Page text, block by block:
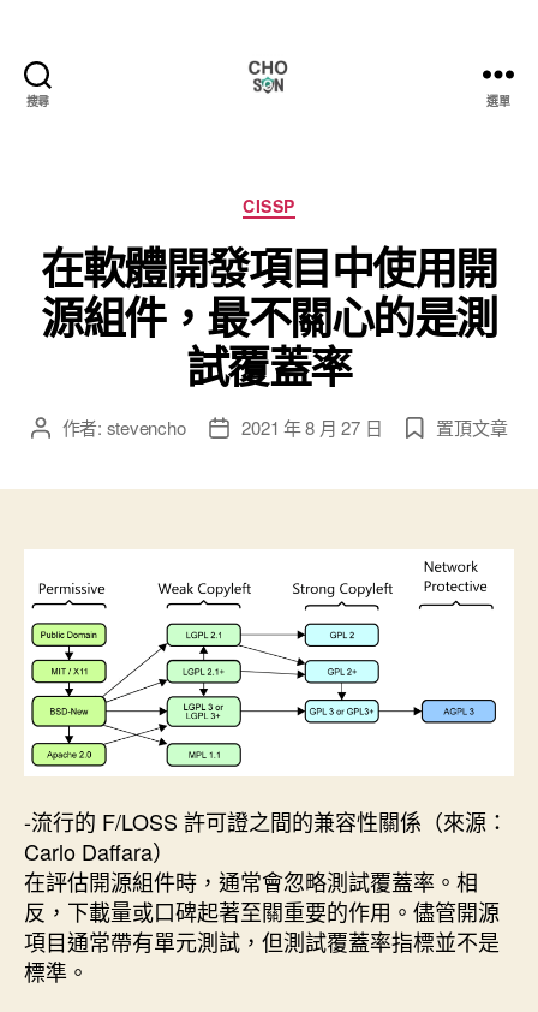
搜尋
大
小
事
選單
分
類
CISSP
在軟體開發項目中使用開
源組件，最不關心的是測
試覆蓋率
文 作者: stevencho
文 2021 年 8 月 27 日 置頂文章
-流行的 F/LOSS 許可證之間的兼容性關係（來源：
Carlo Daffara）
在評估開源組件時，通常會忽略測試覆蓋率。相
反，下載量或口碑起著至關重要的作用。儘管開源
項目通常帶有單元測試，但測試覆蓋率指標並不是
標準。